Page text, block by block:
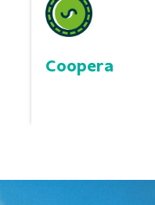
Coopera